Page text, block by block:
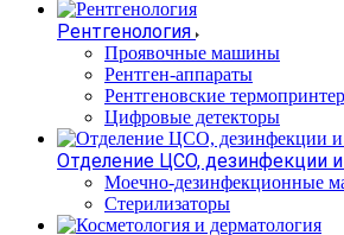
Рентгенология
Проявочные машины
Рентген-аппараты
Рентгеновские
Цифровые детекторы
Отделение ЦСО, дезинфекции и
Моечно-дезинфекционные
Стерилизаторы